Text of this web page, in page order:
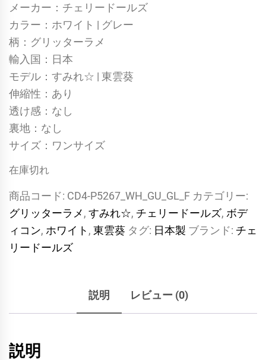
メーカー：チェリードールズ
カラー：ホワイト | グレー
柄：グリッターラメ
輸入国：日本
モデル：すみれ☆ | 東雲葵
伸縮性：あり
透け感：なし
裏地：なし
サイズ：ワンサイズ
在庫切れ
商品コード: CD4-P5267_WH_GU_GL_F カテゴリー:
グリッターラメ, すみれ☆, チェリードールズ, ボデ
ィコン, ホワイト , 東雲葵 タグ: 日本製 ブランド: チェ
リードールズ
説明 レビュー (0)
説明